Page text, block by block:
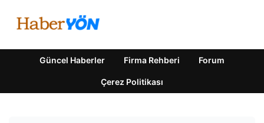
Güncel Haberler Firma Rehberi Forum
Çerez Politikası